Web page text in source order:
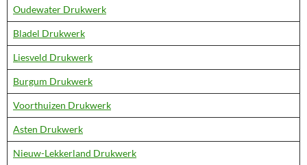
Oudewater Drukwerk
Bladel Drukwerk
Liesveld Drukwerk
Burgum Drukwerk
Voorthuizen Drukwerk
Asten Drukwerk
Nieuw-Lekkerland Drukwerk